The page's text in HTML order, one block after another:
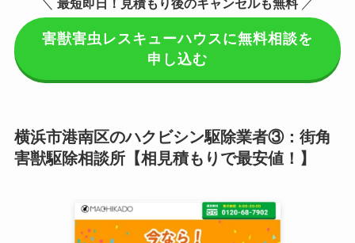
＼ 最短即日！見積もり後のキャンセルも無料／
害獣害虫レスキューハウスに無料相談を
申し込む
横浜市港南区のハクビシン駆除業者③：街角
害獣駆除相談所【相見積もりで最安値！】